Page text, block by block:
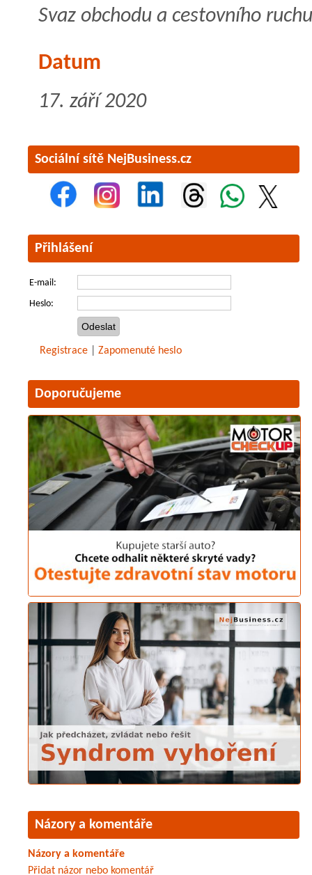
Svaz obchodu a cestovního
Datum
17. září 2020
Sociální sítě NejBusiness.cz
Přihlášení
E-mail:
Heslo:
Registrace Zapomenuté heslo
Doporučujeme
Názory a komentáře
Názory a komentáře
Přidat názor nebo komentář